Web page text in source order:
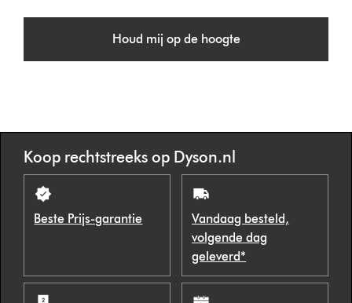
t
s
Houd mij op de hoogte
Koop rechtstreeks op Dyson.nl
Beste Prijs-garantie
Vandaag besteld,
volgende dag
geleverd*